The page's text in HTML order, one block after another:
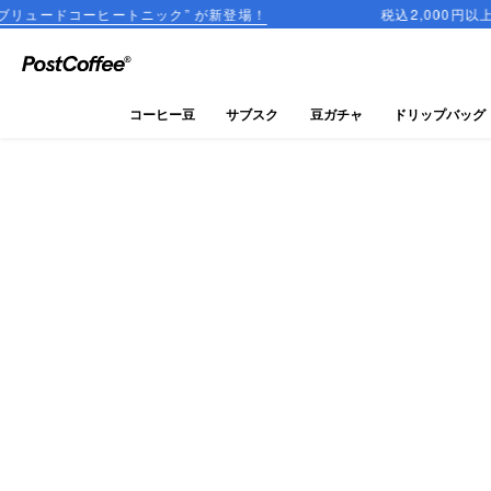
ートニック” が新登場！ 税込2,000円以上のご購入で送
close
コーヒー豆 サブスク 豆ガチャ ドリップバッグ